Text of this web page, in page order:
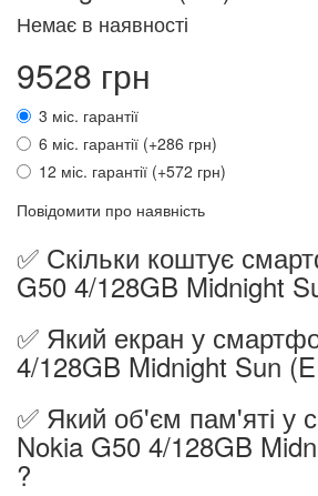
Немає в наявності
9528 грн
3 міс. гарантії
6 міс. гарантії (+286 грн)
12 міс. гарантії (+572 грн)
Повідомити про наявність
✅ Скільки коштує
G50 4/128GB Midnight
✅ Який екран у
4/128GB Midnight Sun
✅ Який об'єм пам'яті у
Nokia G50 4/128GB
?